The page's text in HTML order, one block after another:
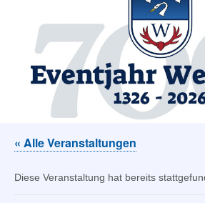
« Alle Veranstaltungen
Diese Veranstaltung hat bereits